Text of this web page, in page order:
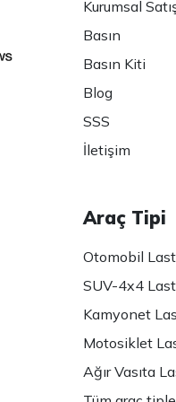
Kurumsal
Basın
Basın Kiti
Blog
SSS
İletişim
Araç Tipi
Otomobil
SUV-4x4
Kamyonet
Motosiklet
Ağır Vasıta